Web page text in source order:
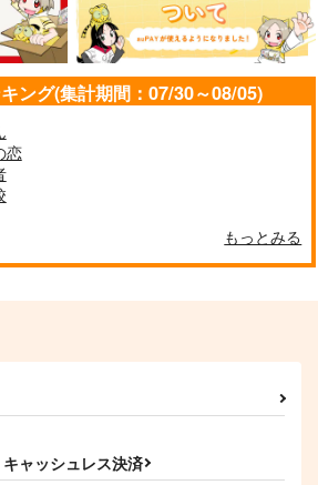
凪誠士郎×御影玲王
サンプル
作品詳細
凪誠士郎×御影玲王
サンプル
作品詳細
オールキャラ
カート
専売 876円
鬼滅の刃 オールキャラ
カート
ング(集計期間：07/30～08/05)
恋
もっとみる
キャッシュレス決済